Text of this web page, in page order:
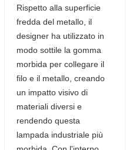
Rispetto alla superficie
fredda del metallo, il
designer ha utilizzato in
modo sottile la gomma
morbida per collegare il
filo e il metallo, creando
un impatto visivo di
materiali diversi e
rendendo questa
lampada industriale più